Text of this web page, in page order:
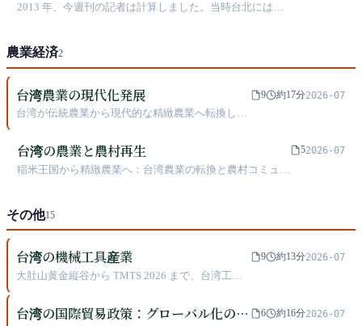
ム』：6,000 元で始まった講座が、58,000
2013 年、今週刊の記者は計算しました。当時台北には
回の講義（うち 3 回はフルデイ・ワークショップ）を含
んでおり、時間当たりのコストは 100 元以下に収まりま
人以上が争う三十人の枠を持つ組織化されたコミュニテ
ィとなり、費用は六万近くに達しています。しかし公式
です。これは台湾スタートアップ界隈で、人情と実用主
義によって支えられてきた互助の歴史です。
農業経済2
台湾農業の現代化発展
台湾が伝統農業から現代的な精緻農業へ転換した
ション農業などの革新的な発展モデルを含めて論
じます
9 約17分2026-07
台湾の農業と農村再生
稲米王国から精緻農業へ：台湾農業の転換と農村コミュニ
52026-07
その他15
台湾の機械工具産業
大肚山黄金縦谷から TMTS 2026 まで、台湾工具
年に世界第5位から第7位に転落した構造的焦慮に
ついて。
9 約13分2026-07
台湾の国際貿易政策：グローバル化の波
6 約16分2026-07